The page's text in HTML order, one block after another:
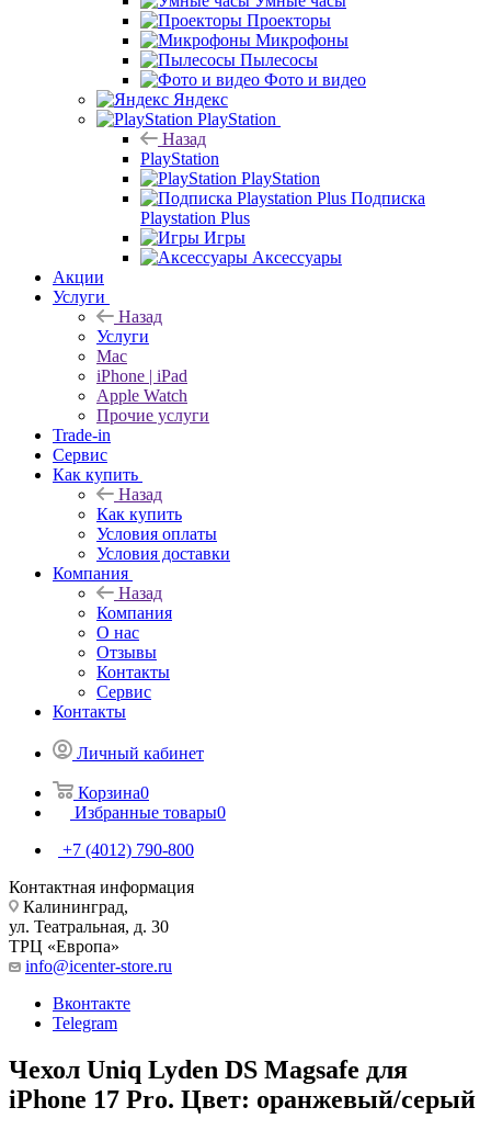
Проекторы
Микрофоны
Пылесосы
Фото и видео
Яндекс
PlayStation
Назад
PlayStation
PlayStation
Подписка
Playstation Plus
Игры
Аксессуары
Акции
Услуги
Назад
Услуги
Mac
iPhone | iPad
Apple Watch
Прочие услуги
Trade-in
Сервис
Как купить
Назад
Как купить
Условия оплаты
Условия доставки
Компания
Назад
Компания
О нас
Отзывы
Контакты
Сервис
Контакты
Личный кабинет
Корзина0
Избранные товары0
+7 (4012) 790-800
Контактная информация
Калининград,
ул. Театральная, д. 30
ТРЦ «Европа»
info@icenter-store.ru
Вконтакте
Telegram
Чехол Uniq Lyden DS Magsafe для
iPhone 17 Pro. Цвет: оранжевый/серый